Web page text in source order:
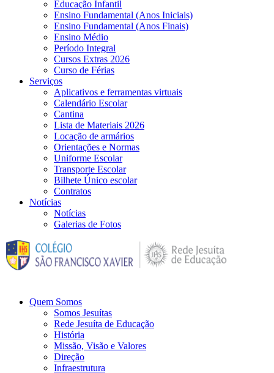
Educação Infantil
Ensino Fundamental (Anos Iniciais)
Ensino Fundamental (Anos Finais)
Ensino Médio
Período Integral
Cursos Extras 2026
Curso de Férias
Serviços
Aplicativos e ferramentas virtuais
Calendário Escolar
Cantina
Lista de Materiais 2026
Locação de armários
Orientações e Normas
Uniforme Escolar
Transporte Escolar
Bilhete Único escolar
Contratos
Notícias
Notícias
Galerias de Fotos
Quem Somos
Somos Jesuítas
Rede Jesuíta de Educação
História
Missão, Visão e Valores
Direção
Infraestrutura